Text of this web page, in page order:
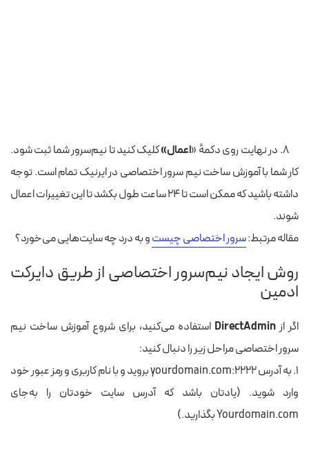
۸. در نهایت روی دکمهٔ « اعمال»کلیک کنید تا نیم‌سرور شما ثبت شود.
کار شما با آموزش ساخت نیم سرور اختصاصی در ایرنیک تمام است. توجه
داشته باشید که ممکن است تا ۲۴ ساعت طول بکشد تا این تغییرات اعمال
شوند.
مقاله مرتبط:سرور اختصاصی چیستو به درد چه سایت‌هایی می‌خورد؟
روش ایجاد نیم‌سرور اختصاصی از طریق دایرکت
ادمین
اگر از DirectAdmin استفاده می‌کنید، برای شروع آموزش ساخت نیم
سرور اختصاصی مراحل زیر را دنبال کنید:
۱. به آدرس yourdomain.com:2222 بروید و با نام کاربری و رمز عبور خود
وارد شوید. (یادتان باشد که آدرس سایت خودتان را به‌جای
Yourdomain.com بگذارید.)